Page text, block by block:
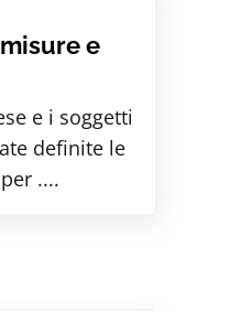
e
e i soggetti
definite le
....